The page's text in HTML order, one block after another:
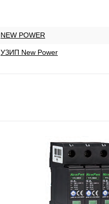
NEW POWER
УЗИП New Power